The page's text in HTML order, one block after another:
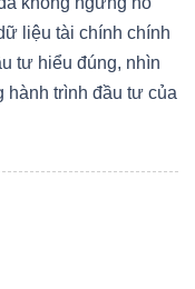
liệu tài chính chính
tư hiểu đúng, nhìn
hành trình đầu tư của